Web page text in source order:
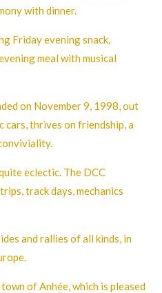
with dinner.
Friday evening snack,
meal with musical
on November 9, 1998, out
cars, thrives on friendship, a
eclectic. The DCC
track days, mechanics
and rallies of all kinds, in
of Anhée, which is pleased